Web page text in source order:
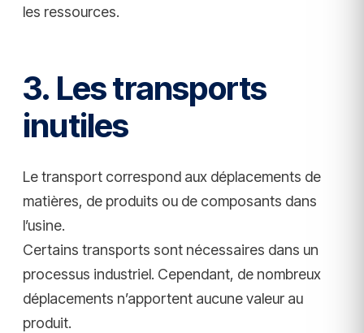
les ressources.
3. Les transports
inutiles
Le transport correspond aux déplacements de
matières, de produits ou de composants dans
l’usine.
Certains transports sont nécessaires dans un
processus industriel. Cependant, de nombreux
déplacements n’apportent aucune valeur au
produit.